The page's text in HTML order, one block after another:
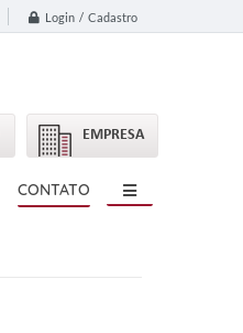
Login / Cadastro
EMPRESA
CONTATO